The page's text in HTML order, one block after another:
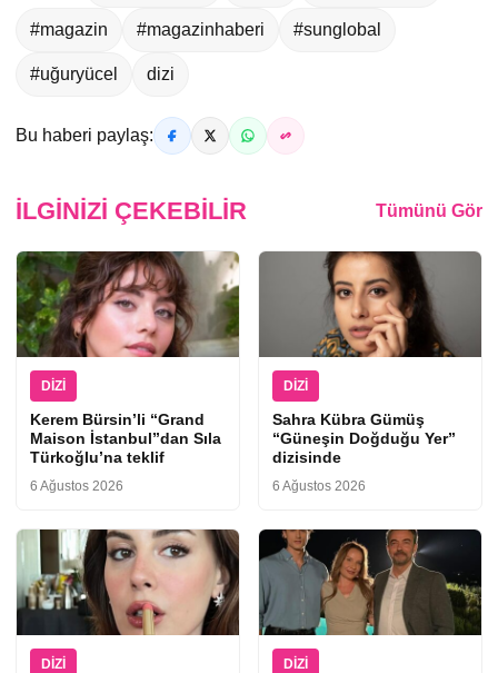
#magazin #magazinhaberi #sunglobal
#uğuryücel dizi
Bu haberi paylaş:
İLGINIZI ÇEKEBILIR Tümünü Gör
DIZI
Kerem Bürsin’li “Grand
Maison İstanbul”dan Sıla
Türkoğlu’na teklif
6 Ağustos 2026
DIZI
Sahra Kübra Gümüş
“Güneşin Doğduğu Yer”
dizisinde
6 Ağustos 2026
DIZI DIZI